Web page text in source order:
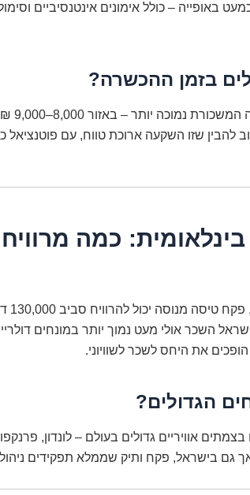
באופייה – כולל אימונים אינטנסיביים
בזמן ההכשרה?
להבין שזו השקעה ארוכת טווח, עם פוטנציאל
כמה
יורו. בישראל השכר אולי מעט נמוך יותר במונחים
את היחס לשכר לשוויוני.
הגדולים?
אוויריים גדולים בעולם – לונדון,
גם בישראל, פקח ותיק שממלא תפקידים